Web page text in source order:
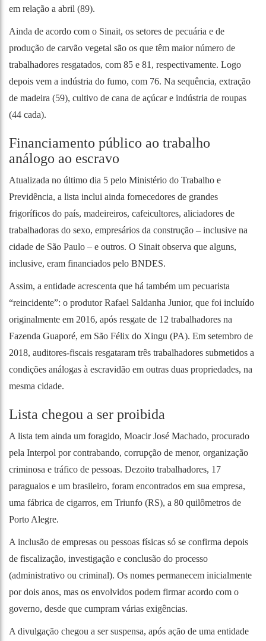
em relação a abril (89).
Ainda de acordo com o Sinait, os setores de pecuária e de
produção de carvão vegetal são os que têm maior número de
trabalhadores resgatados, com 85 e 81, respectivamente. Logo
depois vem a indústria do fumo, com 76. Na sequência, extração
de madeira (59), cultivo de cana de açúcar e indústria de roupas
(44 cada).
Financiamento público ao trabalho
análogo ao escravo
Atualizada no último dia 5 pelo Ministério do Trabalho e
Previdência, a lista inclui ainda fornecedores de grandes
frigoríficos do país, madeireiros, cafeicultores, aliciadores de
trabalhadoras do sexo, empresários da construção – inclusive na
cidade de São Paulo – e outros. O Sinait observa que alguns,
inclusive, eram financiados pelo BNDES.
Assim, a entidade acrescenta que há também um pecuarista
“reincidente”: o produtor Rafael Saldanha Junior, que foi incluído
originalmente em 2016, após resgate de 12 trabalhadores na
Fazenda Guaporé, em São Félix do Xingu (PA). Em setembro de
2018, auditores-fiscais resgataram três trabalhadores submetidos a
condições análogas à escravidão em outras duas propriedades, na
mesma cidade.
Lista chegou a ser proibida
A lista tem ainda um foragido, Moacir José Machado, procurado
pela Interpol por contrabando, corrupção de menor, organização
criminosa e tráfico de pessoas. Dezoito trabalhadores, 17
paraguaios e um brasileiro, foram encontrados em sua empresa,
uma fábrica de cigarros, em Triunfo (RS), a 80 quilômetros de
Porto Alegre.
A inclusão de empresas ou pessoas físicas só se confirma depois
de fiscalização, investigação e conclusão do processo
(administrativo ou criminal). Os nomes permanecem inicialmente
por dois anos, mas os envolvidos podem firmar acordo com o
governo, desde que cumpram várias exigências.
A divulgação chegou a ser suspensa, após ação de uma entidade